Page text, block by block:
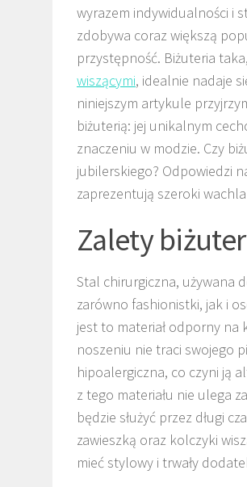
wyrazem indywidualności i
zdobywa coraz większą
przystępność. Biżuteria
wiszącymi, idealnie nadaje
niniejszym artykule
biżuterią: jej unikalnym
znaczeniu w modzie. Czy
jubilerskiego? Odpowiedzi
zaprezentują szeroki
Zalety
Stal chirurgiczna, używana
zarówno fashionistki, jak i
jest to materiał odporny na
noszeniu nie traci swojego
hipoalergiczna, co czyni ją
z tego materiału nie ulega
będzie służyć przez długi
zawieszką oraz kolczyki
mieć stylowy i trwały